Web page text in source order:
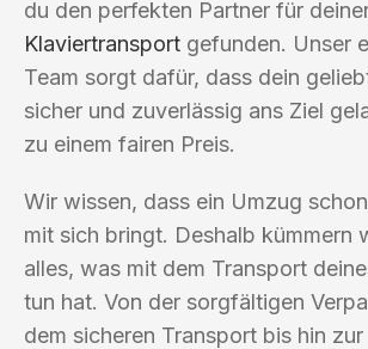
du den perfekten Partner für
Klaviertransport gefunden. Unser
Team sorgt dafür, dass dein
sicher und zuverlässig ans Ziel
zu einem fairen Preis.
Wir wissen, dass ein Umzug
mit sich bringt. Deshalb kümmern
alles, was mit dem Transport
tun hat. Von der sorgfältigen
dem sicheren Transport bis hin zur